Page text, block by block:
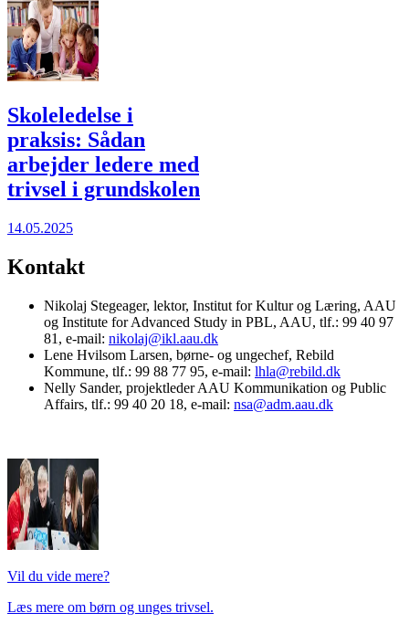
Skoleledelse i
praksis: Sådan
arbejder ledere med
trivsel i grundskolen
14.05.2025
Kontakt
Nikolaj Stegeager, lektor, Institut for Kultur og Læring, AAU
og Institute for Advanced Study in PBL, AAU, tlf.: 99 40 97
81, e-mail: nikolaj@ikl.aau.dk
Lene Hvilsom Larsen, børne- og ungechef, Rebild
Kommune, tlf.: 99 88 77 95, e-mail: lhla@rebild.dk
Nelly Sander, projektleder AAU Kommunikation og Public
Affairs, tlf.: 99 40 20 18, e-mail: nsa@adm.aau.dk
Vil du vide mere?
Læs mere om børn og unges trivsel.